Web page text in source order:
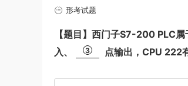
形考试题
【题目】西门子S7-200 PLC
入、
3 点输出，CPU 222